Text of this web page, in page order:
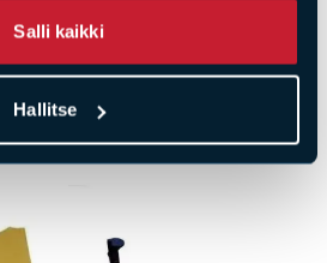
Salli kaikki
Hallitse
pönttöuuniin
mattamusta, TI-FA
Hinta